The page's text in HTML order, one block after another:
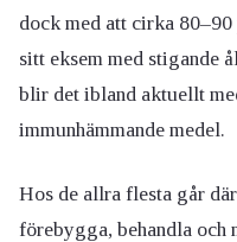
dock med att cirka
sitt eksem med stigande
blir det ibland aktuellt
immunhämmande medel.
Hos de allra flesta går
förebygga, behandla och